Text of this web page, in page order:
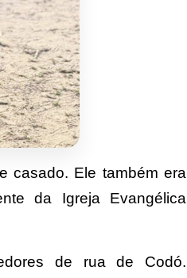
casado. Ele também era
da Igreja Evangélica
de rua de Codó.